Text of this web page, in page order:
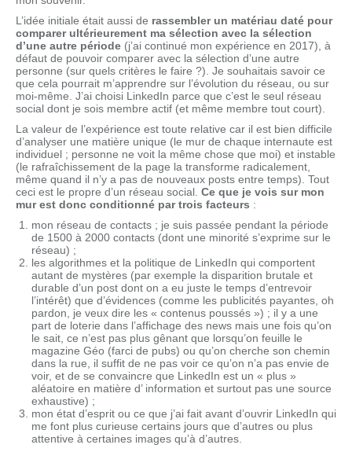
L’idée initiale était aussi de rassembler un matériau daté pour
comparer ultérieurement ma sélection avec la sélection
d’une autre période (j’ai continué mon expérience en 2017), à
défaut de pouvoir comparer avec la sélection d’une autre
personne (sur quels critères le faire ?). Je souhaitais savoir ce
que cela pourrait m’apprendre sur l’évolution du réseau, ou sur
moi-même. J’ai choisi LinkedIn parce que c’est le seul réseau
social dont je sois membre actif (et même membre tout court).
La valeur de l’expérience est toute relative car il est bien difficile
d’analyser une matière unique (le mur de chaque internaute est
individuel ; personne ne voit la même chose que moi) et instable
(le rafraîchissement de la page la transforme radicalement,
même quand il n’y a pas de nouveaux posts entre temps). Tout
ceci est le propre d’un réseau social. Ce que je vois sur mon
mur est donc conditionné par trois facteurs :
mon réseau de contacts ; je suis passée pendant la période
de 1500 à 2000 contacts (dont une minorité s’exprime sur le
réseau) ;
les algorithmes et la politique de LinkedIn qui comportent
autant de mystères (par exemple la disparition brutale et
durable d’un post dont on a eu juste le temps d’entrevoir
l’intérêt) que d’évidences (comme les publicités payantes, oh
pardon, je veux dire les « contenus poussés ») ; il y a une
part de loterie dans l’affichage des news mais une fois qu’on
le sait, ce n’est pas plus gênant que lorsqu’on feuille le
magazine Géo (farci de pubs) ou qu’on cherche son chemin
dans la rue, il suffit de ne pas voir ce qu’on n’a pas envie de
voir, et de se convaincre que LinkedIn est un « plus »
aléatoire en matière d’ information et surtout pas une source
exhaustive) ;
mon état d’esprit ou ce que j’ai fait avant d’ouvrir LinkedIn qui
me font plus curieuse certains jours que d’autres ou plus
attentive à certaines images qu’à d’autres.